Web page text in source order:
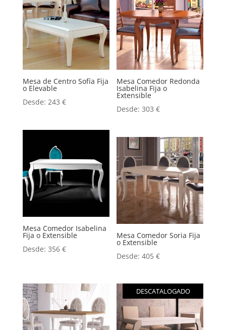
Mesa de Centro Sofía Fija
o Elevable
Desde: 243 €
Mesa Comedor Redonda
Isabelina Fija o
Extensible
Desde:303€
Mesa Comedor Isabelina
Fija o Extensible
Desde: 356 €
Mesa Comedor Soria Fija
o Extensible
Desde:405€
DESCATALOGADO